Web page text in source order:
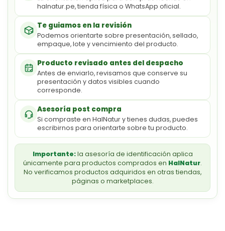
halnatur.pe, tienda física o WhatsApp oficial.
Te guiamos en la revisión
Podemos orientarte sobre presentación, sellado,
empaque, lote y vencimiento del producto.
Producto revisado antes del despacho
Antes de enviarlo, revisamos que conserve su
presentación y datos visibles cuando
corresponde.
Asesoría post compra
Si compraste en HalNatur y tienes dudas, puedes
escribirnos para orientarte sobre tu producto.
Importante:la asesoría de identificación aplica
únicamente para productos comprados en HalNatur.
No verificamos productos adquiridos en otras tiendas,
páginas o marketplaces.